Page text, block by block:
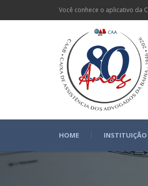
Você conhece o aplicativo da
HOME INSTITUIÇÃO